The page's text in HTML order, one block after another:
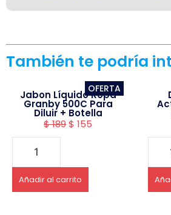
También te podría
OFERTA
Jabon Líquido Ropa
Granby 500C Para
Diluir + Botella
$189$ 155
Añadir al carrito